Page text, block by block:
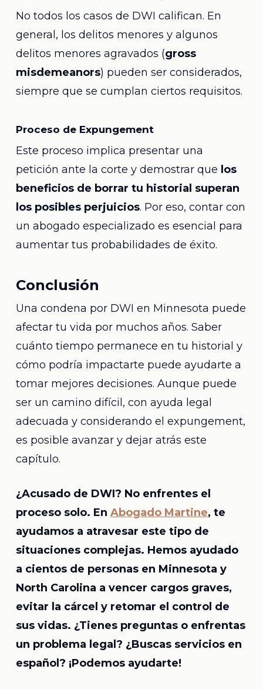
No todos los casos de DWI califican. En
general, los delitos menores y algunos
delitos menores agravados (gross
misdemeanors) pueden ser considerados,
siempre que se cumplan ciertos requisitos.
Proceso de Expungement
Este proceso implica presentar una
petición ante la corte y demostrar que los
beneficios de borrar tu historial superan
los posibles perjuicios. Por eso, contar con
un abogado especializado es esencial para
aumentar tus probabilidades de éxito.
Conclusión
Una condena por DWI en Minnesota puede
afectar tu vida por muchos años. Saber
cuánto tiempo permanece en tu historial y
cómo podría impactarte puede ayudarte a
tomar mejores decisiones. Aunque puede
ser un camino difícil, con ayuda legal
adecuada y considerando el expungement,
es posible avanzar y dejar atrás este
capítulo.
¿Acusado de DWI? No enfrentes el
proceso solo. En Abogado Martine, te
ayudamos a atravesar este tipo de
situaciones complejas. Hemos ayudado
a cientos de personas en Minnesota y
North Carolina a vencer cargos graves,
evitar la cárcel y retomar el control de
sus vidas. ¿Tienes preguntas o enfrentas
un problema legal? ¿Buscas servicios en
español? ¡Podemos ayudarte!